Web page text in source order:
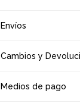
Envíos
Cambios y
Medios de pago